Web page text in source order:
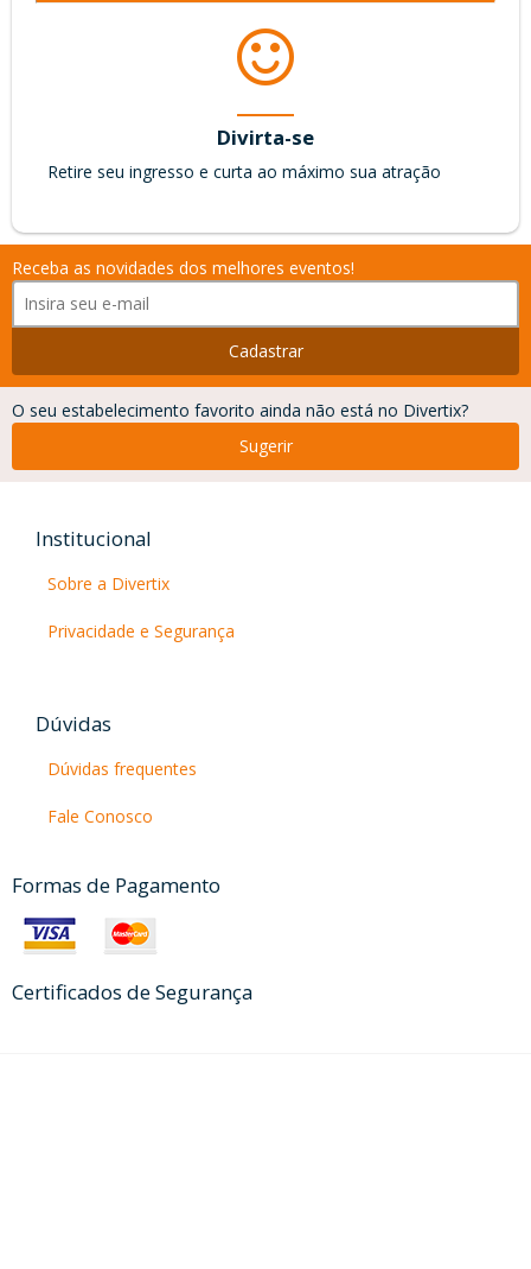
60 minutos
AUTORIA
PRODUÇÃO
Divirta-se
Retire seu ingresso e curta ao máximo sua atração
Receba as novidades dos melhores eventos!
Cadastrar
O seu estabelecimento favorito ainda não está no Divertix?
Sugerir
Institucional
Sobre a Divertix
Privacidade e Segurança
Dúvidas
Dúvidas frequentes
Fale Conosco
Formas de Pagamento
Certificados de Segurança